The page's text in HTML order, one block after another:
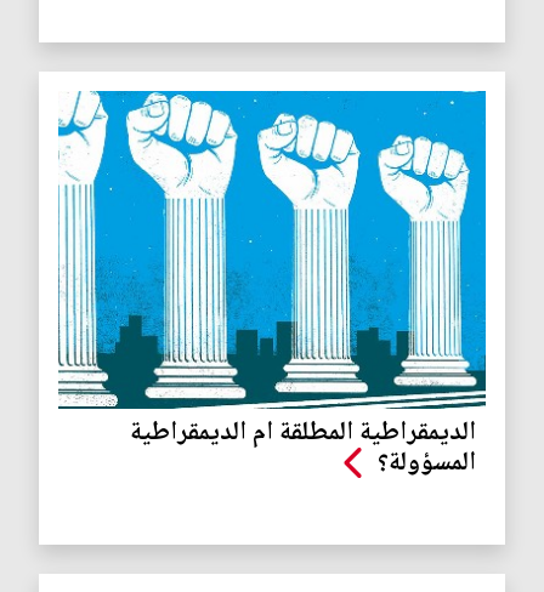
الديمقراطية المطلقة ام الديمقراطية
المسؤولة؟